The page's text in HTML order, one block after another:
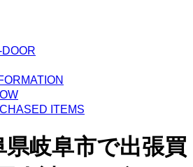
DOOR
ITEMS
県岐阜市で出張買